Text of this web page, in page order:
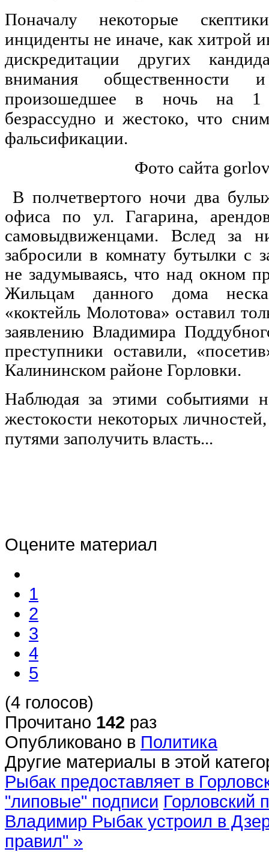
Поначалу некоторые
инциденты не иначе, как хитрой
дискредитации других
внимания
произошедшее в ночь на 1
безрассудно и жестоко, что
фальсификации.
Фото сайта
В полчетвертого ночи два
офиса по ул. Гагарина,
самовыдвиженцами. Вслед за
забросили в комнату бутылки с
не задумываясь, что над окном
Жильцам данного дома
«коктейль Молотова» оставил
заявлению Владимира
преступники оставили,
Калининском районе Горловки.
Наблюдая за этими событиями
жестокости некоторых
путями заполучить власть...
Оцените материал
1
2
3
4
5
(4 голосов)
Прочитано 142 раз
Опубликовано в Политика
Другие материалы в этой
Рыбак предоставляет в
"липовые" подписи Горловский
Владимир Рыбак устроил в
правил" »